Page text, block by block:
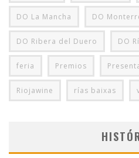
DO La Mancha DO
DO Ribera del Duero DO
feria Premios
Riojawine rías baixas